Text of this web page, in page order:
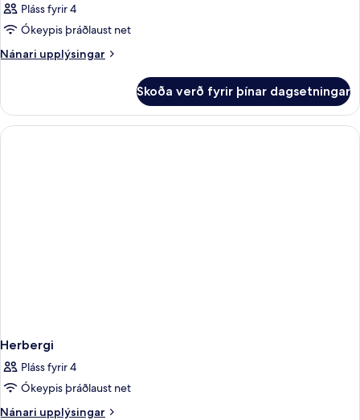
Pláss fyrir 4
Ókeypis þráðlaust net
Nánari upplýsingar
Nánari
Skoða verð fyrir þínar dagsetningar
Herbergi
Pláss fyrir 4
Ókeypis þráðlaust net
Nánari upplýsingar
Nánari